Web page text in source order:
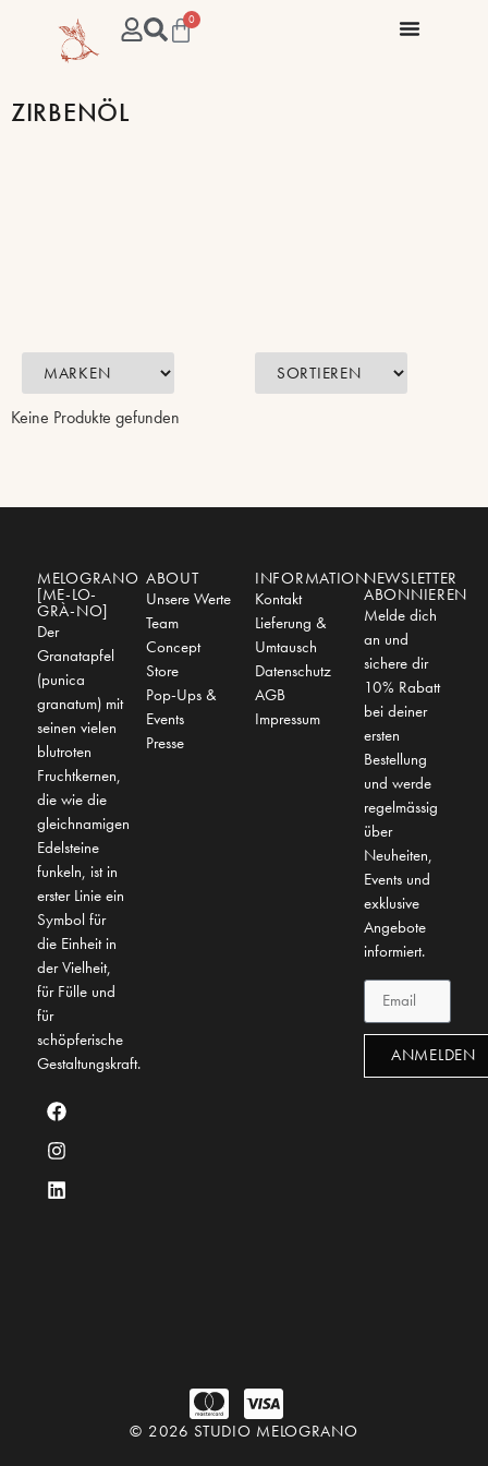
0
ZIRBENÖL
Keine Produkte gefunden
MELOGRANO
[ME-LO-
GRÀ-NO]
Der
Granatapfel
(punica
granatum) mit
seinen vielen
blutroten
Fruchtkernen,
die wie die
gleichnamigen
Edelsteine
funkeln, ist in
erster Linie ein
Symbol für
die Einheit in
der Vielheit,
für Fülle und
für
schöpferische
Gestaltungskraft.
ABOUT
Unsere Werte
Team
Concept
Store
Pop-Ups &
Events
Presse
INFORMATION
Kontakt
Lieferung &
Umtausch
Datenschutz
AGB
Impressum
NEWSLETTER
ABONNIEREN
Melde dich
an und
sichere dir
10% Rabatt
bei deiner
ersten
Bestellung
und werde
regelmässig
über
Neuheiten,
Events und
exklusive
Angebote
informiert.
ANMELDEN
© 2026 STUDIO MELOGRANO